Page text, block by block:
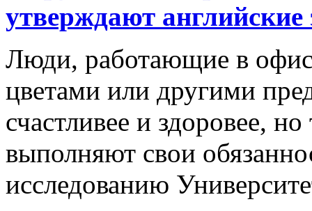
утверждают английские
Люди, работающие в
цветами или другими
счастливее и здоровее,
выполняют свои
исследованию